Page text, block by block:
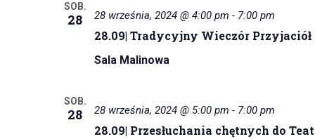
SOB.
28
28.09| Tradycyjny Wieczór
28 września, 2024 @ 4:00 pm - 7:00 pm
Sala Malinowa
SOB.
28
28.09| Przesłuchania chętnych do
28 września, 2024 @ 5:00 pm - 7:00 pm